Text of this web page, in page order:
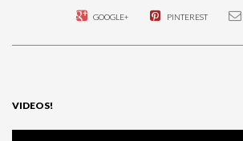
GOOGLE+ PINTEREST
VIDEOS!